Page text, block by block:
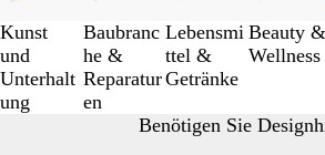
Kunst
und
Unterhalt
ung
Baubranc
he &
Reparatur
en
Lebensmi
ttel &
Getränke
Beauty &
Wellness
von
6
Benötigen Sie